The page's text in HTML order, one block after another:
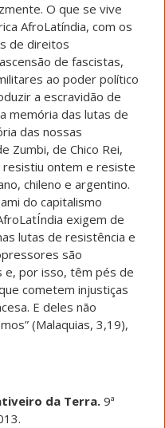
O que se vive
AfroLatíndia, com os
de direitos
de fascistas,
ao poder político
a escravidão de
memória das lutas de
das nossas
Zumbi, de Chico Rei,
ontem e resiste
chileno e argentino.
do capitalismo
exigem de
lutas de resistência e
são
por isso, têm pés de
cometem injustiças
E deles não
(Malaquias, 3,19),
da Terra.9ª